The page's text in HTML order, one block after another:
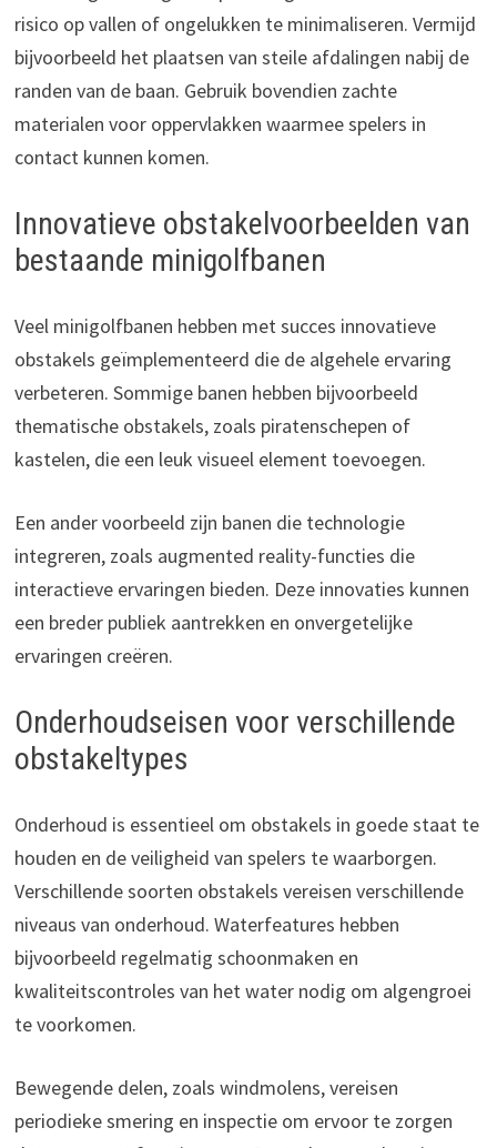
risico op vallen of ongelukken te minimaliseren. Vermijd
bijvoorbeeld het plaatsen van steile afdalingen nabij de
randen van de baan. Gebruik bovendien zachte
materialen voor oppervlakken waarmee spelers in
contact kunnen komen.
Innovatieve obstakelvoorbeelden van
bestaande minigolfbanen
Veel minigolfbanen hebben met succes innovatieve
obstakels geïmplementeerd die de algehele ervaring
verbeteren. Sommige banen hebben bijvoorbeeld
thematische obstakels, zoals piratenschepen of
kastelen, die een leuk visueel element toevoegen.
Een ander voorbeeld zijn banen die technologie
integreren, zoals augmented reality-functies die
interactieve ervaringen bieden. Deze innovaties kunnen
een breder publiek aantrekken en onvergetelijke
ervaringen creëren.
Onderhoudseisen voor verschillende
obstakeltypes
Onderhoud is essentieel om obstakels in goede staat te
houden en de veiligheid van spelers te waarborgen.
Verschillende soorten obstakels vereisen verschillende
niveaus van onderhoud. Waterfeatures hebben
bijvoorbeeld regelmatig schoonmaken en
kwaliteitscontroles van het water nodig om algengroei
te voorkomen.
Bewegende delen, zoals windmolens, vereisen
periodieke smering en inspectie om ervoor te zorgen